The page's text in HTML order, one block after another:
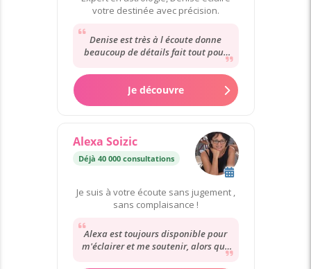
votre destinée avec précision.
Denise est très à l écoute donne
beaucoup de détails fait tout pour
annonce...
Je découvre
Alexa Soizic
Déjà 40 000 consultations
Je suis à votre écoute sans jugement ,
sans complaisance !
Alexa est toujours disponible pour
m'éclairer et me soutenir, alors que